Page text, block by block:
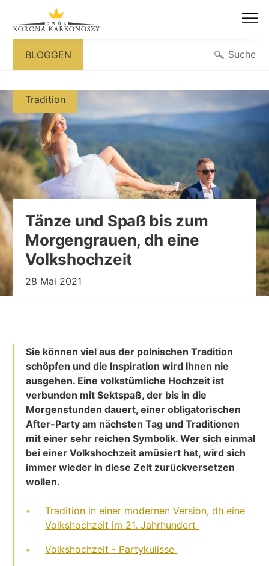
Inhalt
springen
BLOGGEN
Tänze und Spaß bis zum
Morgengrauen, dh eine
Volkshochzeit
28 Mai 2021
Tradition
Sie können viel aus der polnischen Tradition
schöpfen und die Inspiration wird Ihnen nie
ausgehen. Eine volkstümliche Hochzeit ist
verbunden mit Sektspaß, der bis in die
Morgenstunden dauert, einer obligatorischen
After-Party am nächsten Tag und Traditionen
mit einer sehr reichen Symbolik. Wer sich einmal
bei einer Volkshochzeit amüsiert hat, wird sich
immer wieder in diese Zeit zurückversetzen
wollen.
Tradition in einer modernen Version, dh eine
Volkshochzeit im 21. Jahrhundert
Volkshochzeit - Partykulisse